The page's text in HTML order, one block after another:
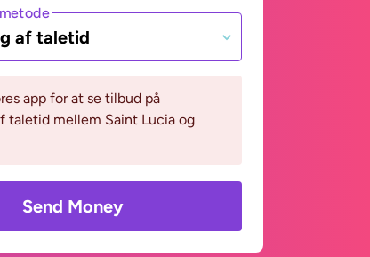
af taletid
app for at se tilbud på
taletid mellem Saint Lucia og
Send Money